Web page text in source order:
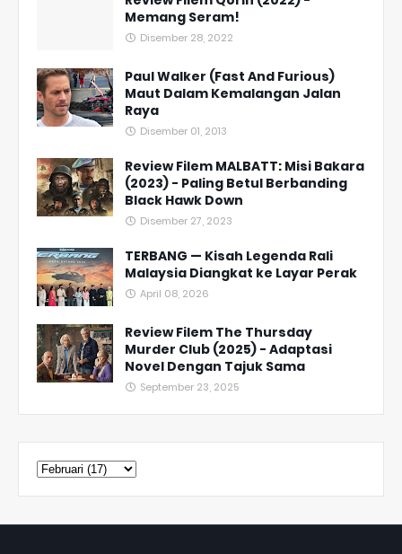
Memang Seram!
Disember 28, 2022
Paul Walker (Fast And Furious)
Maut Dalam Kemalangan Jalan
Raya
Disember 01, 2013
Review Filem MALBATT: Misi Bakara
(2023) - Paling Betul Berbanding
Black Hawk Down
Disember 27, 2023
TERBANG — Kisah Legenda Rali
Malaysia Diangkat ke Layar Perak
April 08, 2026
Review Filem The Thursday
Murder Club (2025) - Adaptasi
Novel Dengan Tajuk Sama
September 23, 2025